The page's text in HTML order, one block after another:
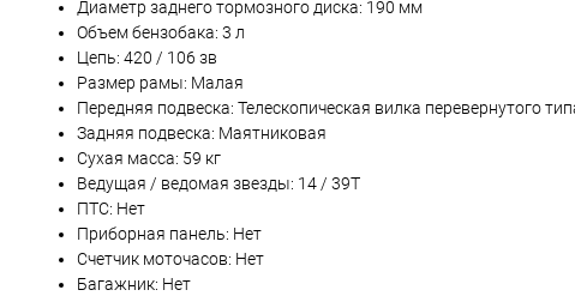
Диаметр заднего тормозного диска: 190 мм
Объем бензобака: 3 л
Цепь: 420 / 106 зв
Размер рамы: Малая
Передняя подвеска: Телескопическая вилка перевернутого
Задняя подвеска: Маятниковая
Сухая масса: 59 кг
Ведущая / ведомая звезды: 14 / 39T
ПТС: Нет
Приборная панель: Нет
Счетчик моточасов: Нет
Багажник: Нет